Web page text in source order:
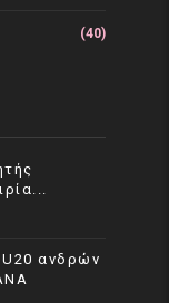
(40)
ανδρών